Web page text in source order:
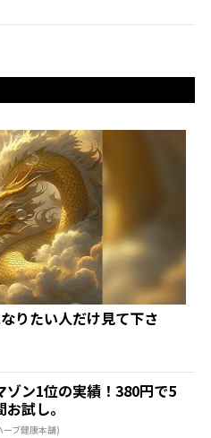
りたい人だけ見て下さ
ゾン1位の実績！380円で5
お試し。
ーブ健康本舗)